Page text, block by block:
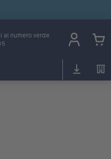
al numero verde